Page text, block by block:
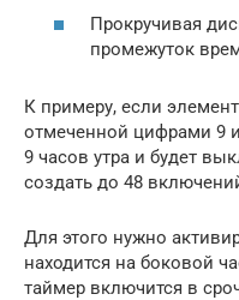
Прокручивая
промежуток
К примеру, если
отмеченной цифрами 9 и
9 часов утра и будет
создать до 48
Для этого нужно
находится на боковой
таймер включится в